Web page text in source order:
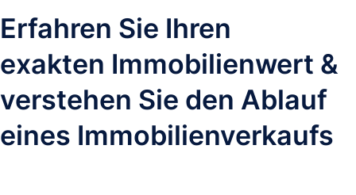
Erfahren Sie Ihren
exakten Immobilienwert &
verstehen Sie den Ablauf
eines Immobilienverkaufs